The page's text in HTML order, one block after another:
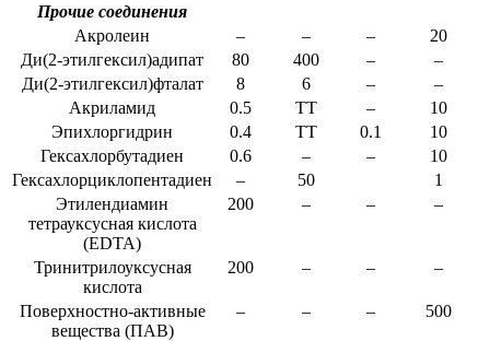
Прочие соединения
Акролеин
– – –
20
Ди(2-этилгексил)адипат
80 400 –
–
Ди(2-этилгексил)фталат
8 6 –
–
Акриламид
0.5 ТТ –
10
Эпихлоргидрин
0.4 ТТ 0.1
10
Гексахлорбутадиен
0.6 – –
10
Гексахлорциклопентадиен
– 50
1
Этилендиамин
тетрауксусная кислота
(EDTA)
200 – – –
Тринитрилоуксусная
кислота
200 – – –
Поверхностно-активные
вещества (ПАВ)
– – – 500